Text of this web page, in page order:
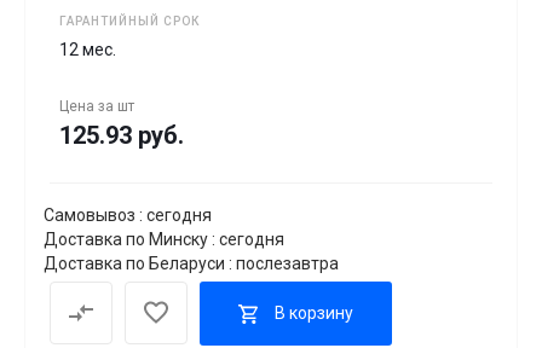
ГАРАНТИЙНЫЙ СРОК
12 мес.
Цена за шт
125.93 руб.
Самовывоз : сегодня
Доставка по Минску : сегодня
Доставка по Беларуси : послезавтра
В корзину